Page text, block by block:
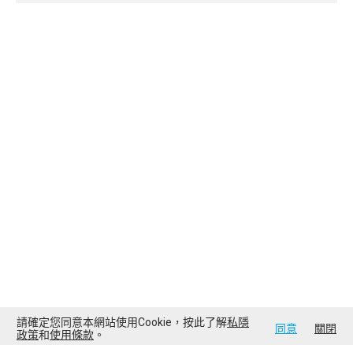
請確定您同意本網站使用Cookie，按此了解私隱
政策和使用條款 。 同意 關閉